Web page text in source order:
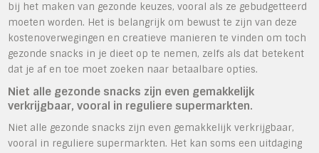
bij het maken van gezonde keuzes, vooral als ze gebudgetteerd
moeten worden. Het is belangrijk om bewust te zijn van deze
kostenoverwegingen en creatieve manieren te vinden om toch
gezonde snacks in je dieet op te nemen, zelfs als dat betekent
dat je af en toe moet zoeken naar betaalbare opties.
Niet alle gezonde snacks zijn even gemakkelijk
verkrijgbaar, vooral in reguliere supermarkten.
Niet alle gezonde snacks zijn even gemakkelijk verkrijgbaar,
vooral in reguliere supermarkten. Het kan soms een uitdaging